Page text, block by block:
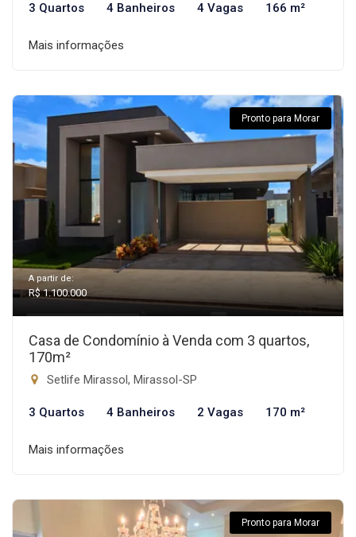
3 Quartos 4 Banheiros 4 Vagas 166 m²
Mais informações
Pronto para Morar
A partir de:
R$ 1.100.000
Casa de Condomínio à Venda com 3 quartos,
170m²
Setlife Mirassol, Mirassol-SP
3 Quartos 4 Banheiros 2 Vagas 170 m²
Mais informações
Pronto para Morar